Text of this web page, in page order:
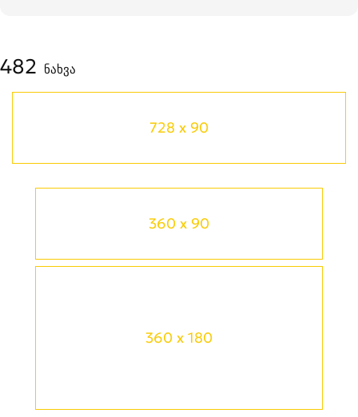
360 x 90
360 x 180
482 ნახვა
728 x 90